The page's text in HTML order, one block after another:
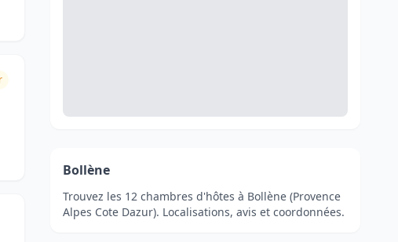
Bollène
Trouvez les 12 chambres d'hôtes à Bollène (Provence
Alpes Cote Dazur). Localisations, avis et coordonnées.